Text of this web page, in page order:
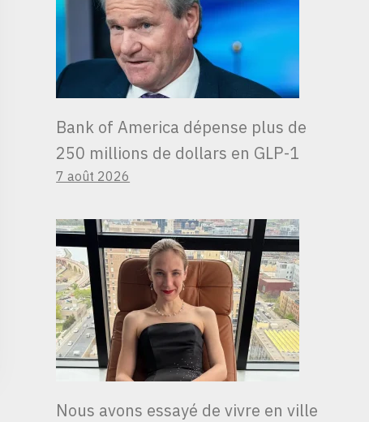
Bank of America dépense plus de
250 millions de dollars en GLP-1
7 août 2026
Nous avons essayé de vivre en ville